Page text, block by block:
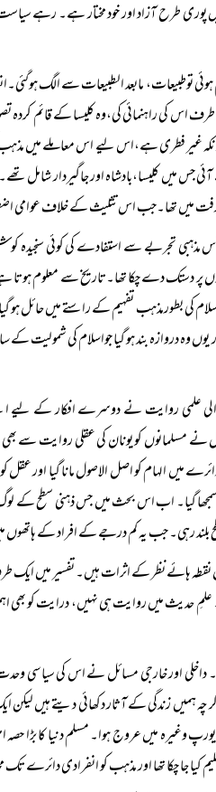
طرح آزاد اور خود مختار ہے۔ رہے
توطبیعات، مابعد الطبیعات سے الگ
اس کی راہنمائی کی،وہ کلیسا کے قائم
چو نکہ غیر فطری ہے،اس لیے اس معاملے میں
جس میں کلیسا،بادشاہ اور جاگیردار شامل
میں تھا۔جب اس تثلیث کے خلاف عوامی
تجربے سے استفادے کی کوئی سنجیدہ
دستک دے چکا تھا۔تاریخ سے معلوم ہوتا
کی بطورمذہب تفہیم کے راستے میں حائل
یوں وہ دروازہ بند ہو گیا جواسلام کی شمولیت
علمی روایت نے دوسرے افکار کے
نے مسلمانوں کو یونان کی عقلی روایت سے
میں الہام کو اصل الاصول مانا گیا اور
گیا۔ اب اس بحث میں جس ذہنی سطح کے
رہی۔ جب یہ کم درجے کے افراد کے ہاتھوں
ہائے نظر کے اثرات ہیں۔ تفسیر میں
علمِ حدیث میں روایت ہی نہیں، درایت کو
اور خارجی مسائل نے اس کی سیاسی
چہ ہمیں زندگی کے آثار دکھائی دیتے
وغیرہ میں عروج ہوا۔ مسلم دنیا کا بڑا
جا چکا تھا اور مذہب کو انفرادی دائرے تک